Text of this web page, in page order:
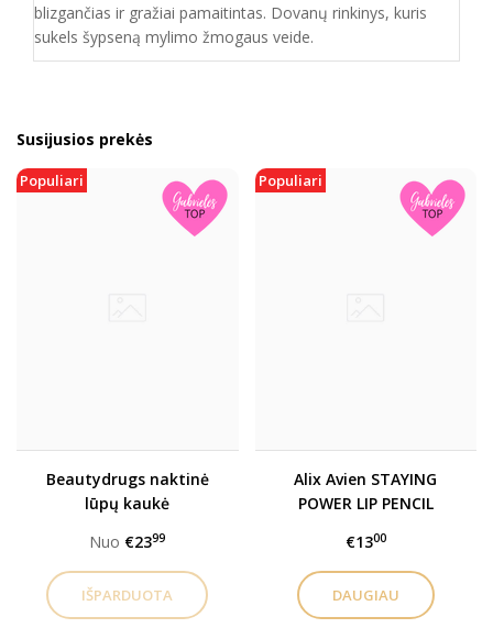
blizgančias ir gražiai pamaitintas. Dovanų rinkinys, kuris
sukels šypseną mylimo žmogaus veide.
Susijusios prekės
Populiari
Beautydrugs naktinė
lūpų kaukė
Nuo €2399
Populiari
Alix Avien STAYING
POWER LIP PENCIL
€1300
DAUGIAU